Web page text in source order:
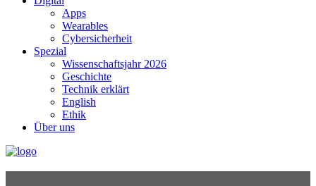
Apps
Wearables
Cybersicherheit
Spezial
Wissenschaftsjahr 2026
Geschichte
Technik erklärt
English
Ethik
Über uns